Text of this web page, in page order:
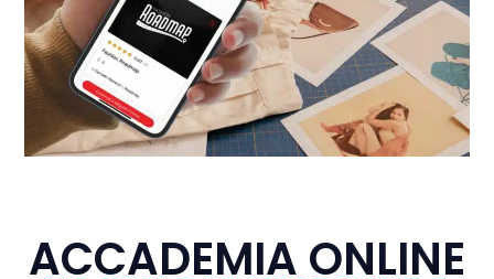
ACCADEMIA ONLINE